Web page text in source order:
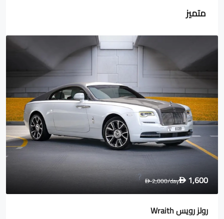
متميز
D 1,600
D2,000/day
رولز رويس Wraith